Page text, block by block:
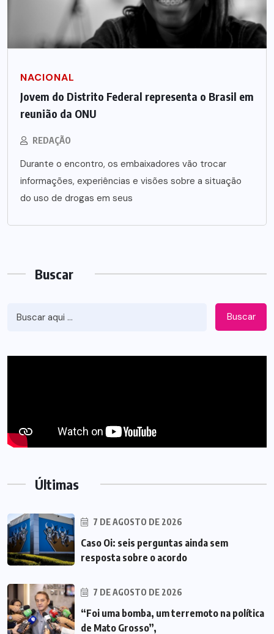
NACIONAL
Jovem do Distrito Federal representa o Brasil em
reunião da ONU
REDAÇÃO
Durante o encontro, os embaixadores vão trocar
informações, experiências e visões sobre a situação
do uso de drogas em seus
Buscar
Buscar
Últimas
7 DE AGOSTO DE 2026
Caso Oi: seis perguntas ainda sem
resposta sobre o acordo
7 DE AGOSTO DE 2026
“Foi uma bomba, um terremoto na política
de Mato Grosso”,